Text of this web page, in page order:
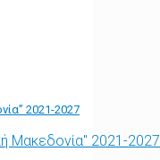
2021-2027
Μακεδονία" 2021-2027